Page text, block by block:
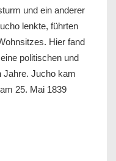
und ein anderer
lenkte, führten
Hier fand
politischen und
Jahre. Jucho kam
25. Mai 1839